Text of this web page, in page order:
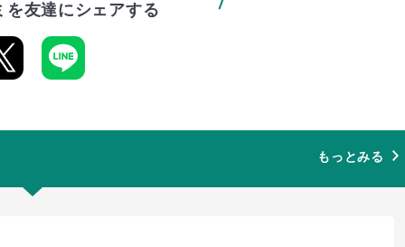
を友達にシェアする
もっとみる